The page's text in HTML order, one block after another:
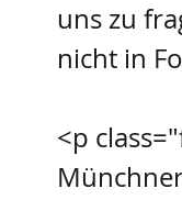
uns zu
nicht in
<p